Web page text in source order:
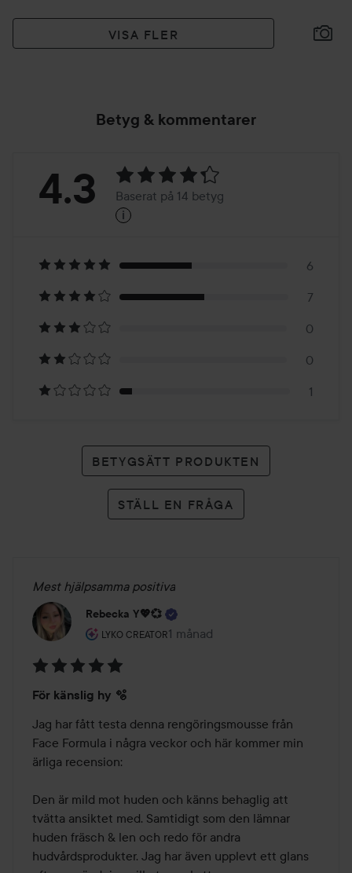
VISA FLER
Betyg & kommentarer
Betyg:
Baserat
på
14
betyg
4.3 Baserat på 14 betyg
i
6
7
0
0
1
BETYGSÄTT PRODUKTEN
STÄLL EN FRÅGA
Mest hjälpsamma positiva
Rebecka Y💖💞
LYKO CREATOR
Användarens roll: Lyko Creator.
1 månad
Inlägget skapades 1 månad
5
av
5
För känslig hy 🫧
Jag har fått testa denna rengöringsmousse från
Face Formula i några veckor och här kommer min
ärliga recension:
Den är mild mot huden och känns behaglig att
tvätta ansiktet med. Samtidigt som den lämnar
huden fräsch & len och redo för andra
hudvårdsprodukter. Jag har även upplevt ett glans